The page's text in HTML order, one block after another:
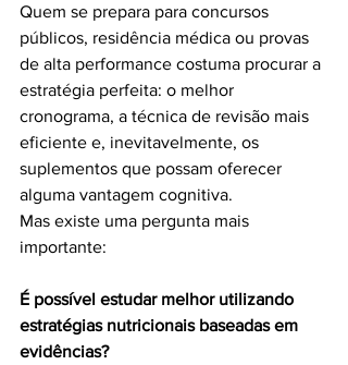
Quem se prepara para concursos
públicos, residência médica ou provas
de alta performance costuma procurar a
estratégia perfeita: o melhor
cronograma, a técnica de revisão mais
eficiente e, inevitavelmente, os
suplementos que possam oferecer
alguma vantagem cognitiva.
Mas existe uma pergunta mais
importante:
É possível estudar melhor utilizando
estratégias nutricionais baseadas em
evidências?